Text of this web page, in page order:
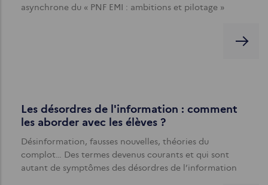
asynchrone du « PNF EMI : ambitions et pilotage »
Les désordres de l'information : comment
les aborder avec les élèves ?
Désinformation, fausses nouvelles, théories du
complot… Des termes devenus courants et qui sont
autant de symptômes des désordres de l’information